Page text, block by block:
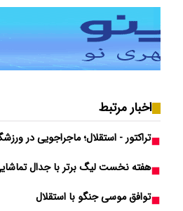
اخبار مرتبط
تراکتور - استقلال؛ ماجراجویی در
هفته نخست لیگ برتر با جدال
توافق موسی جنگو با استقلال